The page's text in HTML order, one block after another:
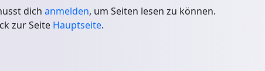
dich anmelden, um Seiten lesen zu können.
zur Seite Hauptseite.